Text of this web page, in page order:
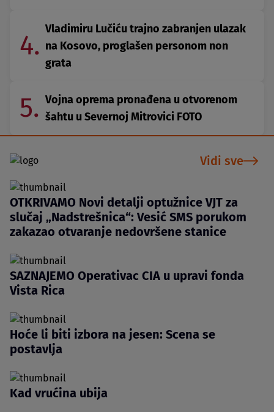
4.
Vladimiru Lučiću trajno zabranjen ulazak
na Kosovo, proglašen personom non
grata
5. Vojna oprema pronađena u otvorenom
šahtu u Severnoj Mitrovici FOTO
Vidi sve
OTKRIVAMO Novi detalji optužnice VJT za
slučaj „Nadstrešnica“: Vesić SMS porukom
zakazao otvaranje nedovršene stanice
SAZNAJEMO Operativac CIA u upravi fonda
Vista Rica
Hoće li biti izbora na jesen: Scena se
postavlja
Kad vrućina ubija